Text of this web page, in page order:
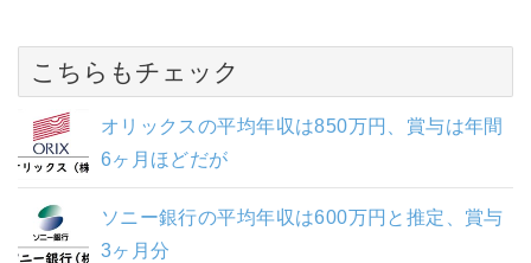
こちらもチェック
オリックスの平均年収は850万円、賞与は年間
6ヶ月ほどだが
ソニー銀行の平均年収は600万円と推定、賞与
3ヶ月分